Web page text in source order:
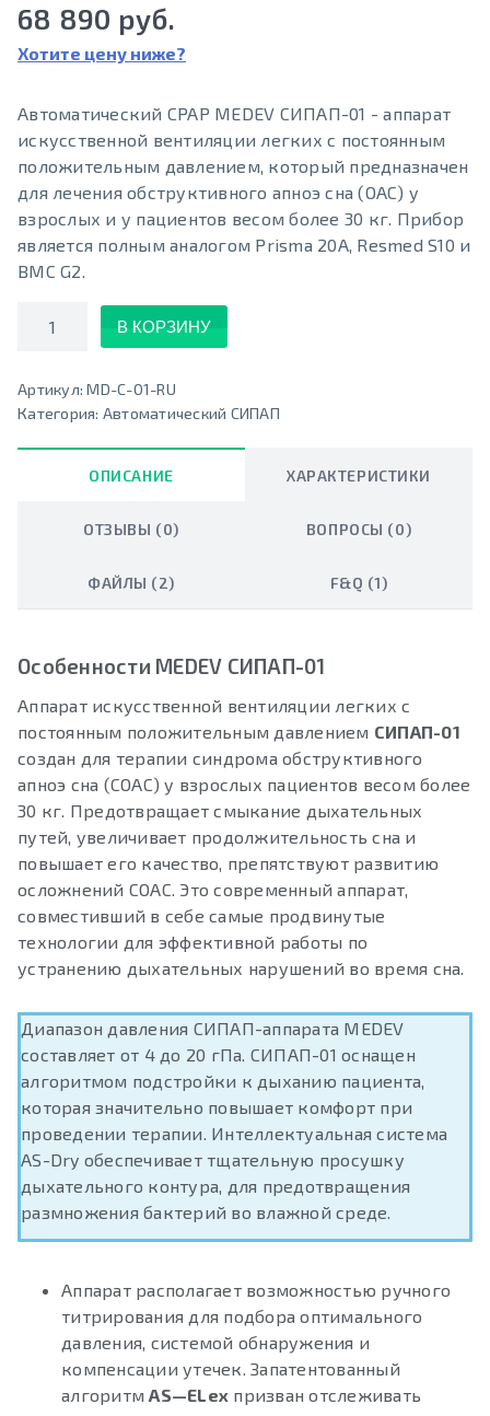
68 890 руб.
Хотите цену ниже?
Автоматический CPAP MEDEV СИПАП-01 - аппарат
искусственной вентиляции легких с постоянным
положительным давлением, который предназначен
для лечения обструктивного апноэ сна (ОАС) у
взрослых и у пациентов весом более 30 кг. Прибор
является полным аналогом Prisma 20A, Resmed S10 и
BMC G2.
Количество
В КОРЗИНУ
Артикул:MD-C-01-RU
Категория: Автоматический СИПАП
ОПИСАНИЕ ХАРАКТЕРИСТИКИ
ОТЗЫВЫ (0) ВОПРОСЫ (0)
ФАЙЛЫ (2) F&Q (1)
Особенности MEDEV СИПАП-01
Аппарат искусственной вентиляции легких с
постоянным положительным давлением СИПАП-01
создан для терапии синдрома обструктивного
апноэ сна (СОАС) у взрослых пациентов весом более
30 кг. Предотвращает смыкание дыхательных
путей, увеличивает продолжительность сна и
повышает его качество, препятствуют развитию
осложнений СОАС. Это современный аппарат,
совместивший в себе самые продвинутые
технологии для эффективной работы по
устранению дыхательных нарушений во время сна.
Диапазон давления СИПАП-аппарата MEDEV
составляет от 4 до 20 гПа. СИПАП-01 оснащен
алгоритмом подстройки к дыханию пациента,
которая значительно повышает комфорт при
проведении терапии. Интеллектуальная система
AS-Dry обеспечивает тщательную просушку
дыхательного контура, для предотвращения
размножения бактерий во влажной среде.
Аппарат располагает возможностью ручного
титрирования для подбора оптимального
давления, системой обнаружения и
компенсации утечек. Запатентованный
алгоритмAS—ELex призван отслеживать